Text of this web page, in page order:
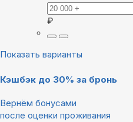
₽
Показать варианты
Кэшбэк до 30% за бронь
Вернём бонусами
после оценки проживания